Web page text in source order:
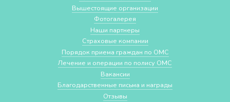
Вышестоящие организации
Фотогалерея
Наши партнеры
Страховые компании
Порядок приема граждан по ОМС
Лечение и операции по полису ОМС
Вакансии
Благодарственные письма и награды
Отзывы